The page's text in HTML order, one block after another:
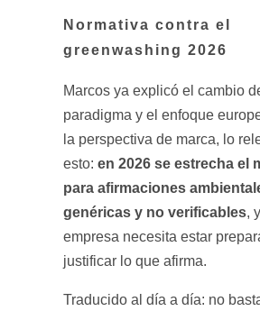
Normativa contra el
greenwashing 2026
Marcos ya explicó el cambio
paradigma y el enfoque
la perspectiva de marca, lo
esto: en 2026 se estrecha el
para afirmaciones
genéricas y no verificables,
empresa necesita estar
justificar lo que afirma.
Traducido al día a día: no